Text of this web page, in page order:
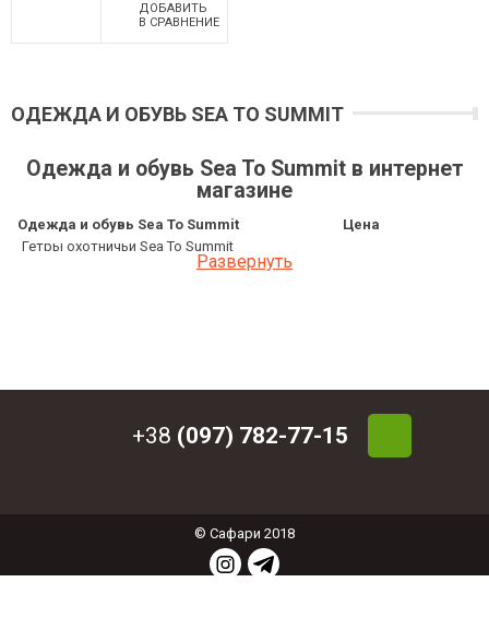
ДОБАВИТЬ
В СРАВНЕНИЕ
ОДЕЖДА И ОБУВЬ SEA TO SUMMIT
Одежда и обувь Sea To Summit в интернет
магазине
Одежда и обувь Sea To Summit
Цена
Гетры охотничьи Sea To Summit
Развернуть
+38 (097) 782-77-15
© Сафари 2018